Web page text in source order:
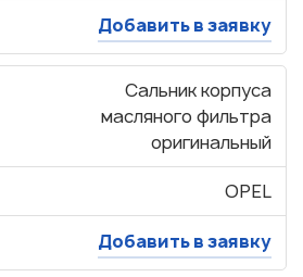
Добавить в заявку
Сальник корпуса
масляного фильтра
оригинальный
OPEL
Добавить в заявку